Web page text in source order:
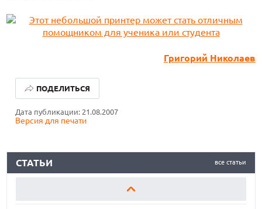
Григорий Николаев
Дата публикации: 21.08.2007
Версия для печати
ПОДЕЛИТЬСЯ
все статьи
СТАТЬИ
КАК БЕЗОПАСНО КУПИТЬ Б/У СМАРТФОН
ОБЗОР ПЫЛЕСОСА DREAME Z40 AQUACYCLE PRO
ОБЗОР ПЫЛЕСОСА DREAME Z40 AQUACYCLE PRO